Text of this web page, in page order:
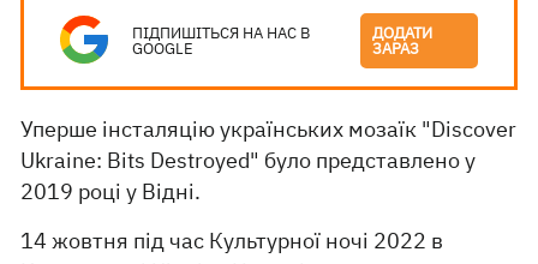
ПІДПИШІТЬСЯ НА НАС В
GOOGLE
ДОДАТИ
ЗАРАЗ
Уперше інсталяцію українських мозаїк "Discover
Ukraine: Bits Destroyed" було представлено у
2019 році у Відні.
14 жовтня під час Культурної ночі 2022 в